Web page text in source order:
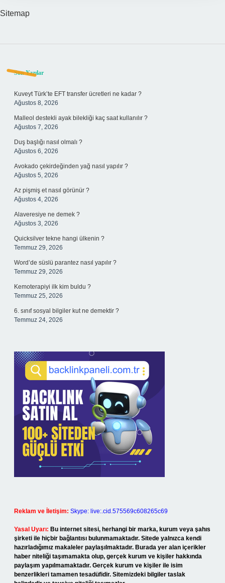
Sitemap
Sidebar
Son Yazılar
Kuveyt Türk’te EFT transfer ücretleri ne kadar ?
Ağustos 8, 2026
Malleol destekli ayak bilekliği kaç saat kullanılır ?
Ağustos 7, 2026
Duş başlığı nasıl olmalı ?
Ağustos 6, 2026
Avokado çekirdeğinden yağ nasıl yapılır ?
Ağustos 5, 2026
Az pişmiş et nasıl görünür ?
Ağustos 4, 2026
Alaveresiye ne demek ?
Ağustos 3, 2026
Quicksilver tekne hangi ülkenin ?
Temmuz 29, 2026
Word’de süslü parantez nasıl yapılır ?
Temmuz 29, 2026
Kemoterapiyi ilk kim buldu ?
Temmuz 25, 2026
6. sınıf sosyal bilgiler kut ne demektir ?
Temmuz 24, 2026
Reklam ve İletişim: Skype: live:.cid.575569c608265c69
Yasal Uyarı: Bu internet sitesi, herhangi bir marka, kurum veya şahıs
şirketi ile hiçbir bağlantısı bulunmamaktadır. Sitede yalnızca kendi
hazırladığımız makaleler paylaşılmaktadır. Burada yer alan içerikler
haber niteliği taşımamakta olup, gerçek kurum ve kişiler hakkında
paylaşım yapılmamaktadır. Gerçek kurum ve kişiler ile isim
benzerlikleri tamamen tesadüfidir. Sitemizdeki bilgiler taslak